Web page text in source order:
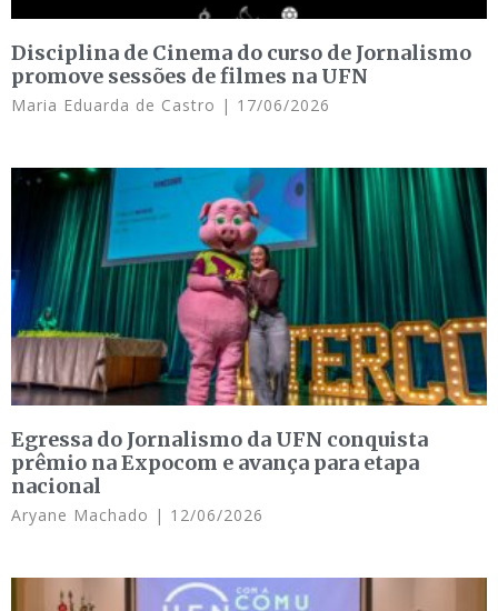
Disciplina de Cinema do curso de Jornalismo
promove sessões de filmes na UFN
Maria Eduarda de Castro 17/06/2026
Egressa do Jornalismo da UFN conquista
prêmio na Expocom e avança para etapa
nacional
Aryane Machado 12/06/2026